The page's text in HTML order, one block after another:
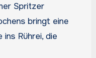
Spritzer
bringt eine
Rührei, die